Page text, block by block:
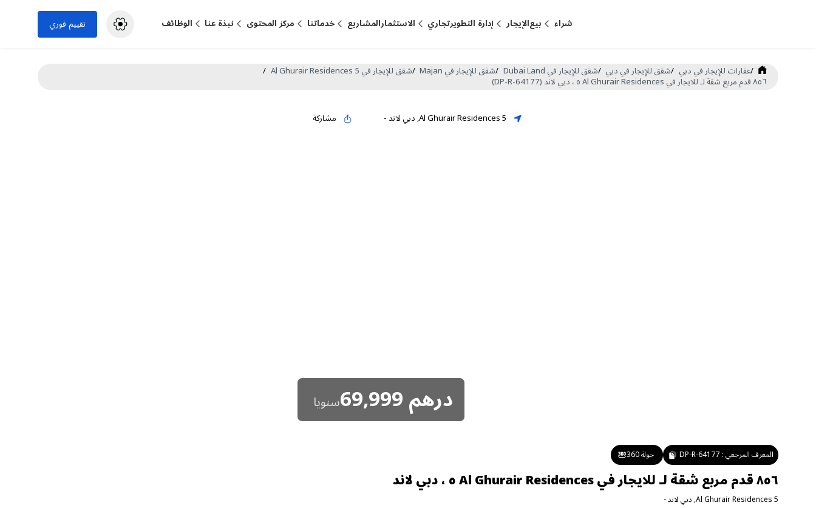
شراء بيعالإيجار إدارة التطويرتجاري الاستثمارالمشاريع خدماتنا مركز المحتوى نبذة عنا الوظائف تقييم فوري
/عقارات للإيجار في دبي /شقق للإيجار في دبي /شقق للإيجار في Dubai Land /شقق للإيجار في Majan /شقق للإيجار في Al Ghurair Residences 5 /
٨٥٦ قدم مربع شقة لـ للايجار في Al Ghurair Residences ٥ ، دبي لاند (DP-R-64177)
Al Ghurair Residences 5
,دبي لاند- مشاركة
درهم69,999سنويا
المعرف المرجعي : DP-R-64177 جولة 360
٨٥٦ قدم مربع شقة لـ للايجار في Al Ghurair Residences ٥ ، دبي لاند
Al Ghurair Residences 5
,دبي لاند-